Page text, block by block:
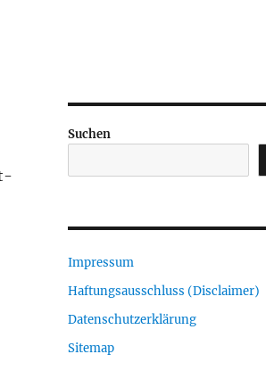
Suchen
Impressum
Haftungsausschluss (Disclaimer)
Datenschutzerklärung
Sitemap